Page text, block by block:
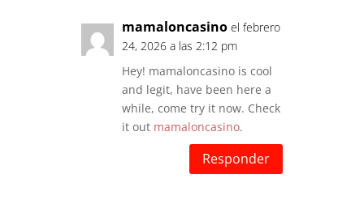
mamaloncasino el febrero
24, 2026 a las 2:12 pm
Hey! mamaloncasino is cool
and legit, have been here a
while, come try it now. Check
it out mamaloncasino.
Responder